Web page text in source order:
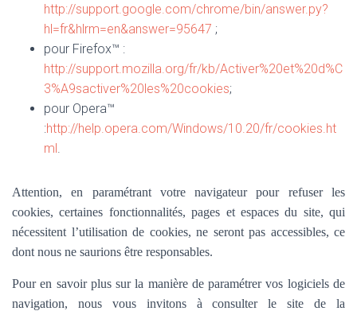
http://support.google.com/chrome/bin/answer.py?
hl=fr&hlrm=en&answer=95647 ;
pour Firefox™ :
http://support.mozilla.org/fr/kb/Activer%20et%20d%C
3%A9sactiver%20les%20cookies;
pour Opera™
:http://help.opera.com/Windows/10.20/fr/cookies.ht
ml.
Attention, en paramétrant votre navigateur pour refuser les
cookies, certaines fonctionnalités, pages et espaces du site, qui
nécessitent l’utilisation de cookies, ne seront pas accessibles, ce
dont nous ne saurions être responsables.
Pour en savoir plus sur la manière de paramétrer vos logiciels de
navigation, nous vous invitons à consulter le site de la